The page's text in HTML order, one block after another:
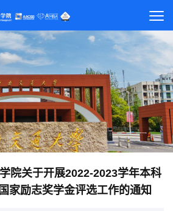
院关于开展2022-2023学年本科
家励志奖学金评选工作的通知